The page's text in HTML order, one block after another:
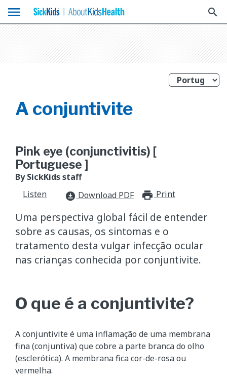
menu search
A conjuntivite
Pink eye (conjunctivitis) [
Portuguese ]
By SickKids staff
Listen
download_for_offline Download PDF Print
Uma perspectiva global fácil de entender
sobre as causas, os sintomas e o
tratamento desta vulgar infecção ocular
nas crianças conhecida por conjuntivite.
O que é a conjuntivite?
A conjuntivite é uma inflamação de uma membrana
fina (conjuntiva) que cobre a parte branca do olho
(esclerótica). A membrana fica cor-de-rosa ou
vermelha.